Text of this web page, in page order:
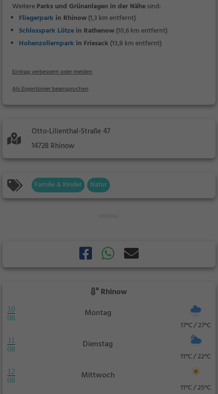
WeitereParks und Grünanlagen in der Nähesind:
Fliegerpark in Rhinow(1,3 km entfernt)
Schlosspark Lötze in Rathenow(10,6 km entfernt)
Hohenzollernpark in Friesack (13,8 km entfernt)
Eintrag verbessern oder melden
Als Eigentümer beanspruchen
Otto-Lilienthal-Straße 47
14728 Rhinow
Familie & Kinder Natur
Rhinow
10
08
Montag
17°C / 27°C
11
08
Dienstag
11°C / 22°C
12
08
Mittwoch
11°C / 25°C